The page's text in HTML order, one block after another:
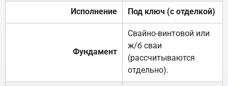
Исполнение Под ключ (с отделкой)
Фундамент
Свайно-винтовой или
ж/б сваи
(рассчитываются
отдельно).